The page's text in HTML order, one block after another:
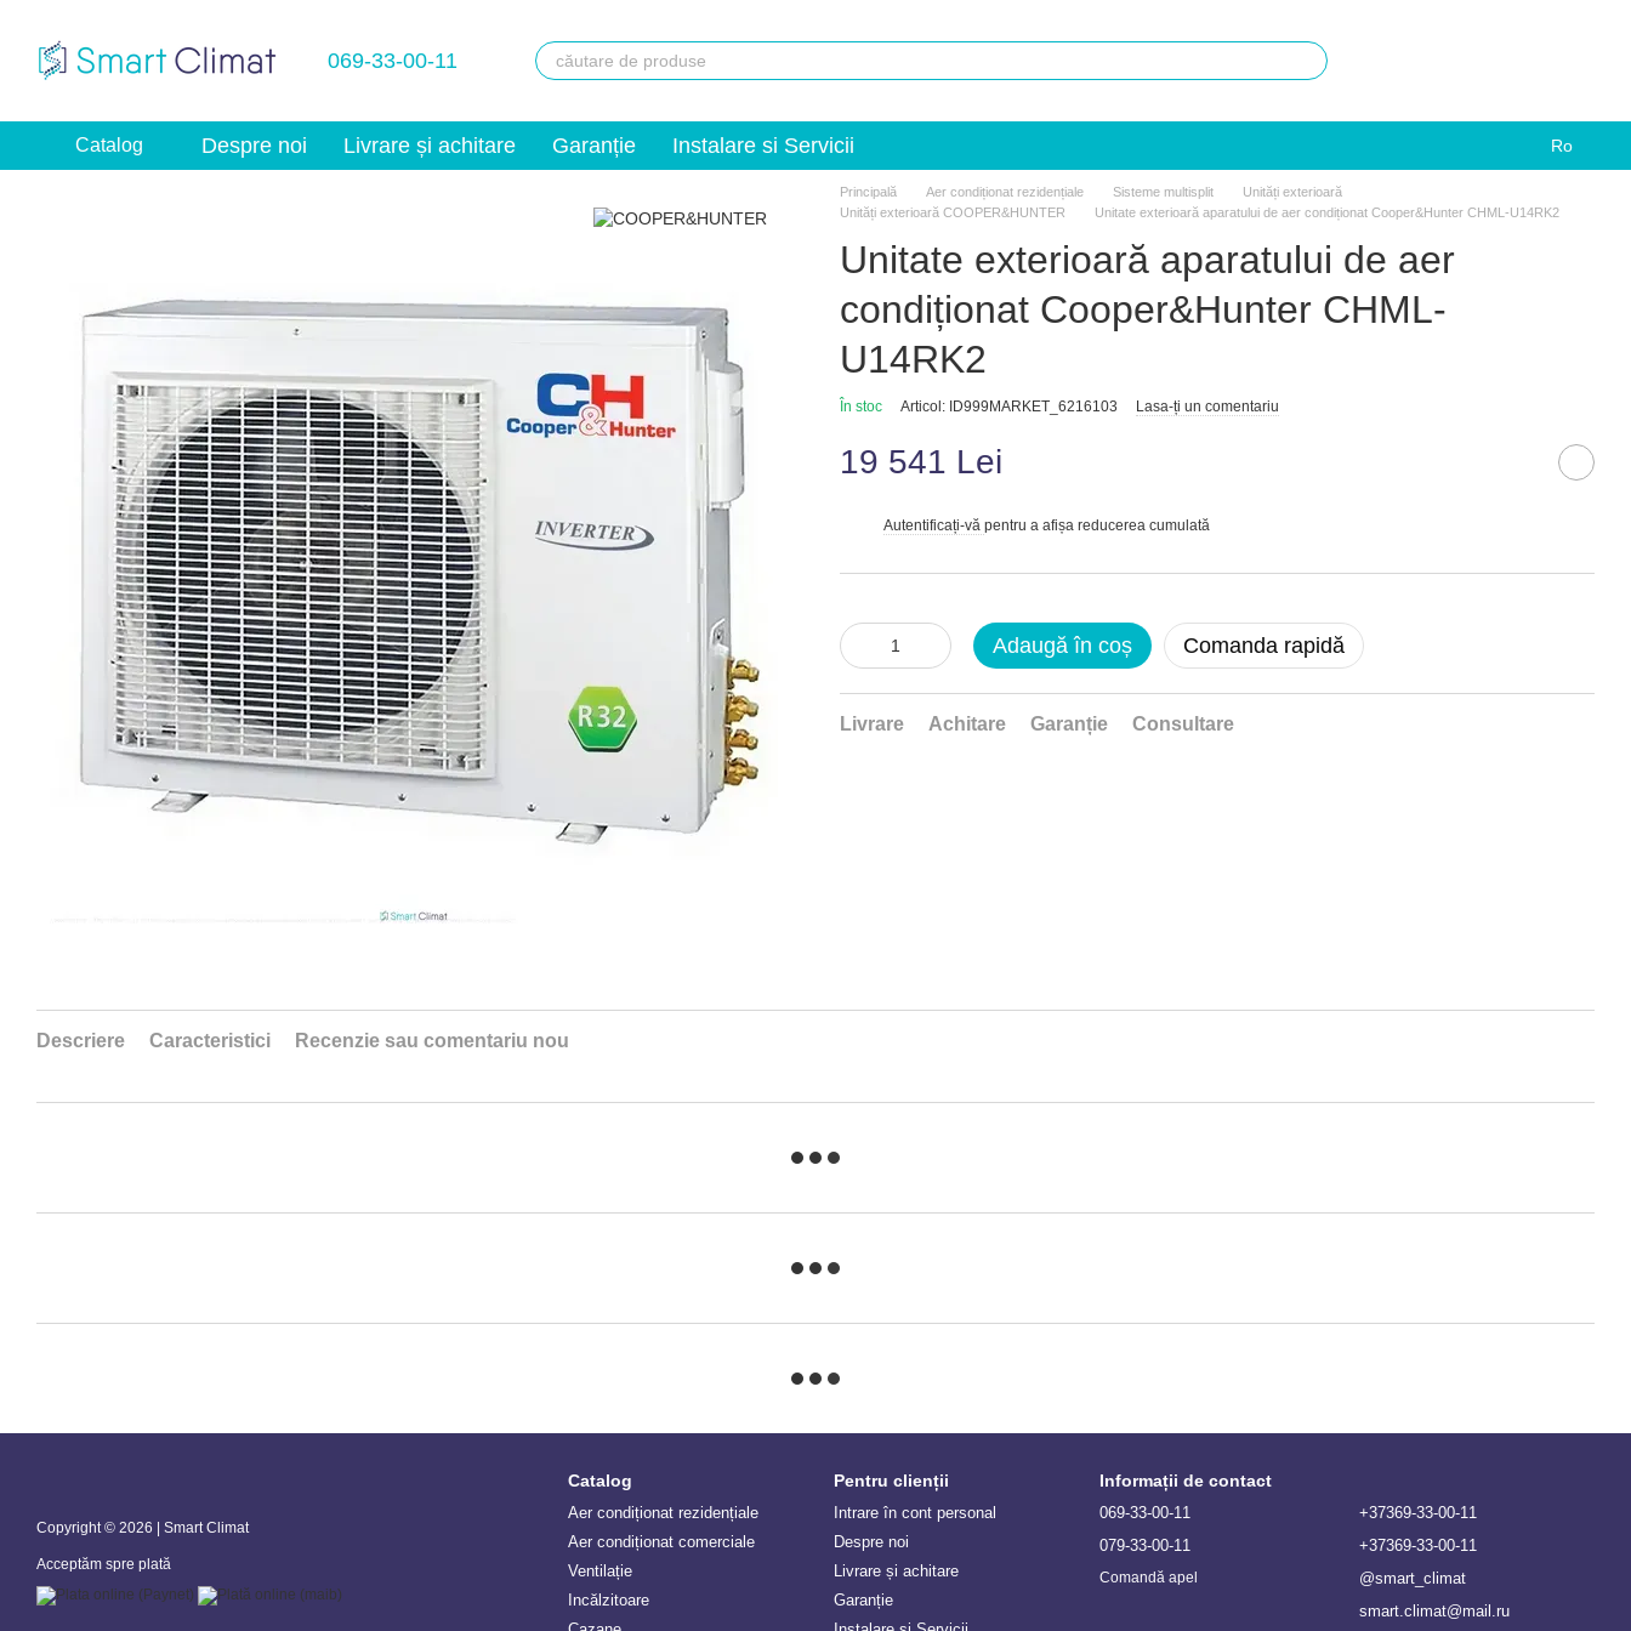
069-33-00-11
Catalog Despre noi Livrare și achitare Garanție Instalare si Servicii Ro
Principală Aer condiționat rezidențiale Sisteme multisplit
Unități exterioară
Unități exterioară COOPER&HUNTER
Unitate exterioară aparatului de aer condiționat Cooper&Hunter CHML-U14RK2
Unitate exterioară aparatului de aer
condiționat Cooper&Hunter CHML-
U14RK2
În stoc Articol: ID999MARKET_6216103 Lasa-ți un comentariu
19 541 Lei
Autentificați-vă pentru a afișa reducerea cumulată
Adaugă în coș Comanda rapidă
Livrare Achitare Garanție Consultare
Descriere Caracteristici Recenzie sau comentariu nou
Copyright © 2026 | Smart Climat
Acceptăm spre plată
Catalog
Aer condiționat rezidențiale
Aer condiționat comerciale
Ventilație
Incălzitoare
Pentru clienții
Intrare în cont personal
Despre noi
Livrare și achitare
Garanție
Informații de contact
069-33-00-11
079-33-00-11
Comandă apel
+37369-33-00-11
+37369-33-00-11
@smart_climat
smart.climat@mail.ru